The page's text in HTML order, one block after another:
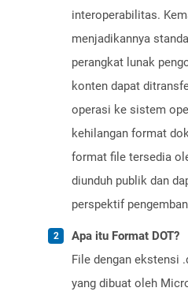
interoperabilitas.
menjadikannya
perangkat lunak
konten dapat
operasi ke sistem
kehilangan format
format file tersedia
diunduh publik dan
perspektif
Apa itu Format DOT?
File dengan ekstensi
yang dibuat oleh